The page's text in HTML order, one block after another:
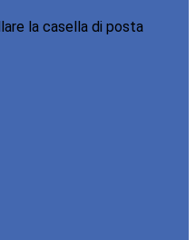
la casella di posta